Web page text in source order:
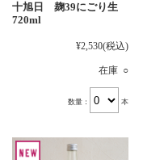
十旭日 麹39にごり生
720ml
¥2,530(税込)
在庫 ○
数量： 本